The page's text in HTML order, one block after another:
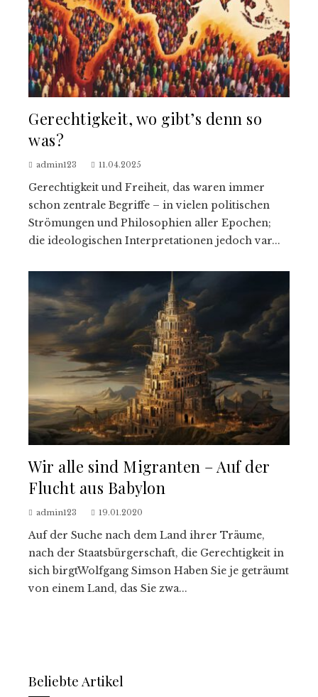
Gerechtigkeit, wo gibt’s denn so
was?
admin123 11.04.2025
Gerechtigkeit und Freiheit, das waren immer
schon zentrale Begriffe – in vielen politischen
Strömungen und Philosophien aller Epochen;
die ideologischen Interpretationen jedoch var...
Wir alle sind Migranten – Auf der
Flucht aus Babylon
admin123 19.01.2020
Auf der Suche nach dem Land ihrer Träume,
nach der Staatsbürgerschaft, die Gerechtigkeit in
sich birgtWolfgang Simson Haben Sie je geträumt
von einem Land, das Sie zwa...
Beliebte Artikel